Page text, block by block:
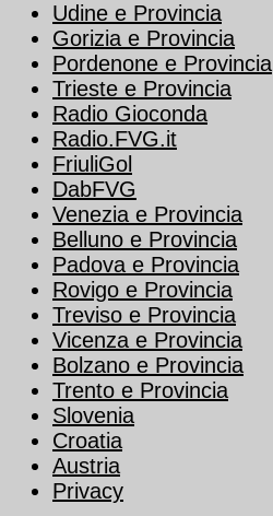
Udine e Provincia
Gorizia e Provincia
Pordenone e Provincia
Trieste e Provincia
Radio Gioconda
Radio.FVG.it
FriuliGol
DabFVG
Venezia e Provincia
Belluno e Provincia
Padova e Provincia
Rovigo e Provincia
Treviso e Provincia
Vicenza e Provincia
Bolzano e Provincia
Trento e Provincia
Slovenia
Croatia
Austria
Privacy